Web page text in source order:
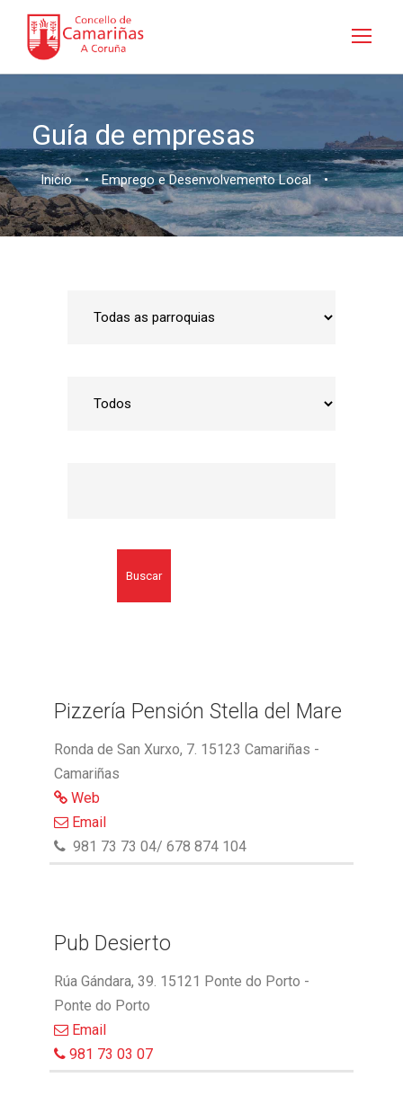
Guía de empresas
Inicio • Emprego e Desenvolvemento Local •
Buscar
Pizzería Pensión Stella del Mare
Ronda de San Xurxo, 7. 15123 Camariñas -
Camariñas
Web
Email
981 73 73 04/ 678 874 104
Pub Desierto
Rúa Gándara, 39. 15121 Ponte do Porto -
Ponte do Porto
Email
981 73 03 07